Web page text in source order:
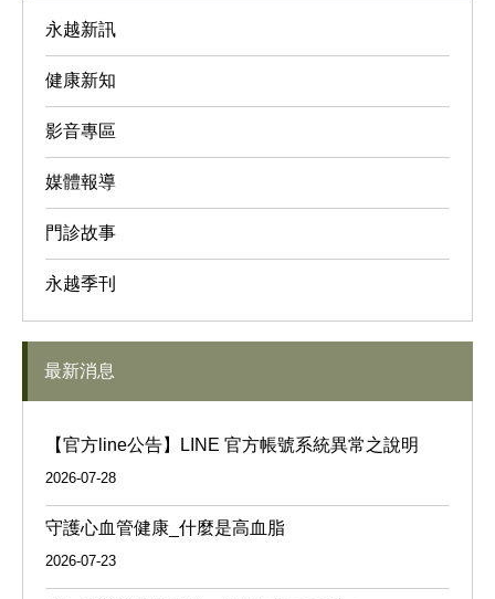
永越新訊
健康新知
影音專區
媒體報導
門診故事
永越季刊
最新消息
【官方line公告】LINE 官方帳號系統異常之說明
2026-07-28
守護心血管健康_什麼是高血脂
2026-07-23